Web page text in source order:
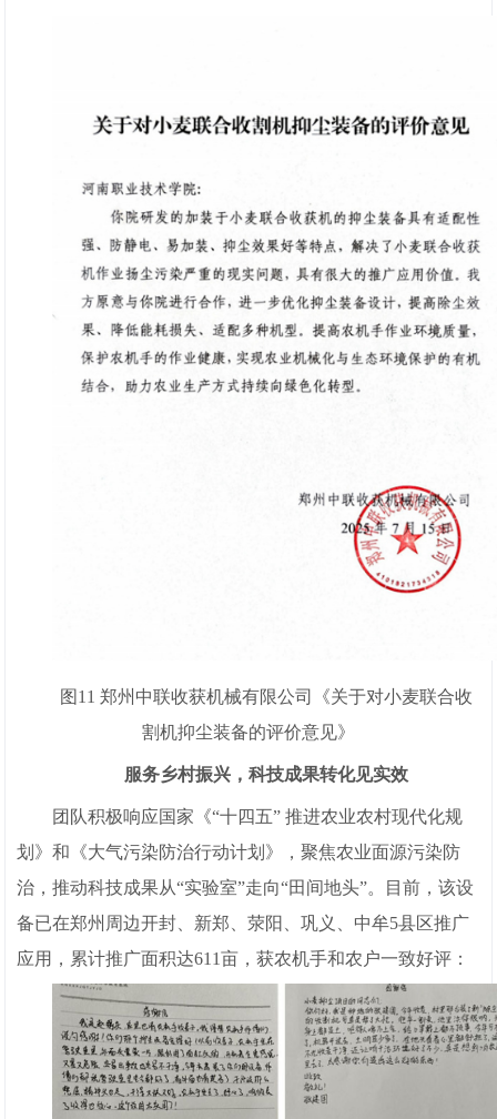
图11 郑州中联收获机械有限公司《关于对小麦联合收
割机抑尘装备的评价意见》
服务乡村振兴，科技成果转化见实效
团队积极响应国家《“十四五” 推进农业农村现代化规
划》和《大气污染防治行动计划》，聚焦农业面源污染防
治，推动科技成果从“实验室”走向“田间地头”。目前，该设
备已在郑州周边开封、新郑、荥阳、巩义、中牟5县区推广
应用，累计推广面积达611亩，获农机手和农户一致好评：